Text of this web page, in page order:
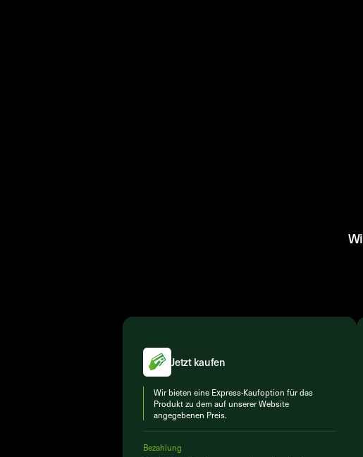
Jetzt kaufen
Wir bieten eine Express-Kaufoption für das
Produkt zu dem auf unserer Website
angegebenen Preis.
Bezahlung